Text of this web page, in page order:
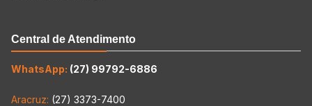
Central de Atendimento
WhatsApp: (27) 99792-6886
Aracruz: (27) 3373-7400